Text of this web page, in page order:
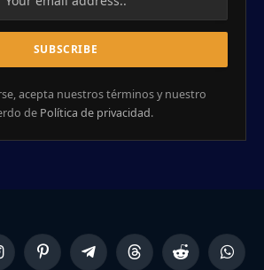
acepta nuestros términos y nuestro
de Política de privacidad.
PinterestTelegramThreads Reddit